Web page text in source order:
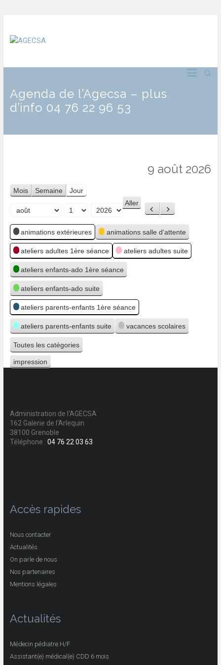
Agenda de l’Agecsa – plus
d’info 04 76 22 96 53
9 août 2026
Mois Semaine Jour
Précédent
Suivant
Catégories
animations extérieures animations salle d'attente
ateliers adultes 1ère séance ateliers adultes suite
ateliers enfants-ado 1ère séance
ateliers enfants-ado suite
ateliers parents-enfants 1ère séance
ateliers parents-enfants suite vacances scolaires
Toutes les catégories
Vue
impression
Administration de l'AGECSA
162 Galerie de l'Arlequin
38100 Grenoble
Téléphone : 04 76 22 03 63
Accès rapides
Nous contacter
Actualités
On parle de nous
Nos partenaires
Mentions légales
Actualités
Médecin pédiatre H/F
Assistant(e) médical(e) CDD 6 mois